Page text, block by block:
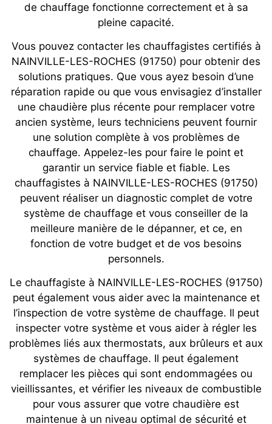
de chauffage fonctionne correctement et à sa
pleine capacité.
Vous pouvez contacter les chauffagistes certifiés à
NAINVILLE-LES-ROCHES (91750) pour obtenir des
solutions pratiques. Que vous ayez besoin d’une
réparation rapide ou que vous envisagiez d’installer
une chaudière plus récente pour remplacer votre
ancien système, leurs techniciens peuvent fournir
une solution complète à vos problèmes de
chauffage. Appelez-les pour faire le point et
garantir un service fiable et fiable. Les
chauffagistes à NAINVILLE-LES-ROCHES (91750)
peuvent réaliser un diagnostic complet de votre
système de chauffage et vous conseiller de la
meilleure manière de le dépanner, et ce, en
fonction de votre budget et de vos besoins
personnels.
Le chauffagiste à NAINVILLE-LES-ROCHES (91750)
peut également vous aider avec la maintenance et
l’inspection de votre système de chauffage. Il peut
inspecter votre système et vous aider à régler les
problèmes liés aux thermostats, aux brûleurs et aux
systèmes de chauffage. Il peut également
remplacer les pièces qui sont endommagées ou
vieillissantes, et vérifier les niveaux de combustible
pour vous assurer que votre chaudière est
maintenue à un niveau optimal de sécurité et